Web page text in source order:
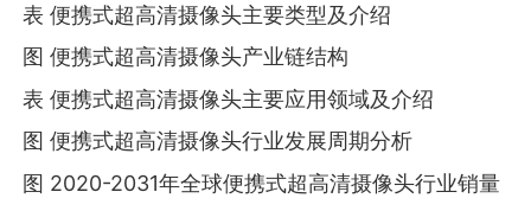
表 便携式超高清摄像头主要类型及介绍
图 便携式超高清摄像头产业链结构
表 便携式超高清摄像头主要应用领域及介绍
图 便携式超高清摄像头行业发展周期分析
图 2020-2031年全球便携式超高清摄像头行业销量